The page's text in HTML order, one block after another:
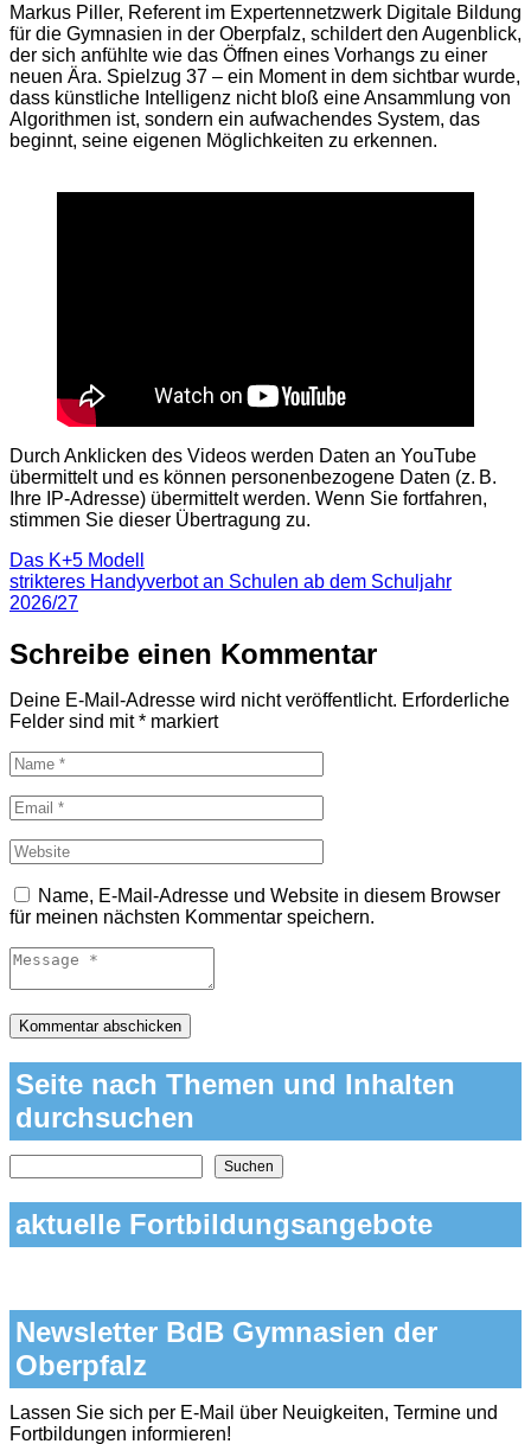
Markus Piller, Referent im Expertennetzwerk Digitale Bildung
für die Gymnasien in der Oberpfalz, schildert den Augenblick,
der sich anfühlte wie das Öffnen eines Vorhangs zu einer
neuen Ära. Spielzug 37 – ein Moment in dem sichtbar wurde,
dass künstliche Intelligenz nicht bloß eine Ansammlung von
Algorithmen ist, sondern ein aufwachendes System, das
beginnt, seine eigenen Möglichkeiten zu erkennen.
Durch Anklicken des Videos werden Daten an YouTube
übermittelt und es können personenbezogene Daten (z. B.
Ihre IP‑Adresse) übermittelt werden. Wenn Sie fortfahren,
stimmen Sie dieser Übertragung zu.
Beitragsnavigation
Das K+5 Modell
strikteres Handyverbot an Schulen ab dem Schuljahr
2026/27
Schreibe einen Kommentar
Deine E-Mail-Adresse wird nicht veröffentlicht. Erforderliche
Felder sind mit* markiert
Name, E-Mail-Adresse und Website in diesem Browser
für meinen nächsten Kommentar speichern.
Seite nach Themen und Inhalten
durchsuchen
Nach Themen und Inhalten auf der Seite suchen
Suchen
aktuelle Fortbildungsangebote
Newsletter BdB Gymnasien der
Oberpfalz
Lassen Sie sich per E-Mail über Neuigkeiten, Termine und
Fortbildungen informieren!